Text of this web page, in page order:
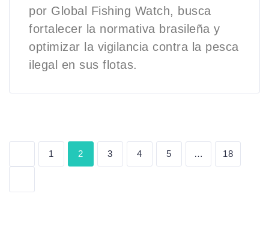
por Global Fishing Watch, busca
fortalecer la normativa brasileña y
optimizar la vigilancia contra la pesca
ilegal en sus flotas.
1 2 3 4 5 … 18